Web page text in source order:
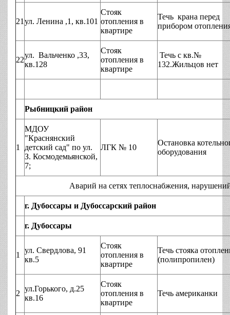
21 ул. Ленина ,1, кв.101
Стояк
отопления в
квартире
Течь крана перед
прибором
22
ул. Вальченко ,33,
кв.128
Стояк
отопления в
квартире
Течь с кв.№
132.Жильцов нет
Рыбницкий район
1
МДОУ
"Краснянский
детский сад" по ул.
З. Космодемьянской,
7;
ЛГК № 10
Остановка
оборудования
Аварий на сетях теплоснабжения, нарушений
г. Дубоссары и Дубоссарский район
г. Дубоссары
1
ул. Свердлова, 91
кв.5
Стояк
отопления в
квартире
Течь стояка
(полипропилен)
2
ул.Горького, д.25
кв.16
Стояк
отопления в
квартире
Течь американки